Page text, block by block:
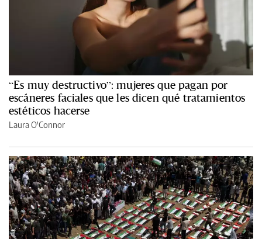
“Es muy destructivo”: mujeres que pagan por
escáneres faciales que les dicen qué tratamientos
estéticos hacerse
Laura O'Connor